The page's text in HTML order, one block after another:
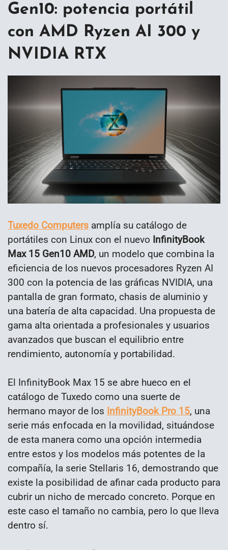
Gen10: potencia portátil
con AMD Ryzen AI 300 y
NVIDIA RTX
Tuxedo Computers amplía su catálogo de
portátiles con Linux con el nuevo InfinityBook
Max 15 Gen10 AMD, un modelo que combina la
eficiencia de los nuevos procesadores Ryzen AI
300 con la potencia de las gráficas NVIDIA, una
pantalla de gran formato, chasis de aluminio y
una batería de alta capacidad. Una propuesta de
gama alta orientada a profesionales y usuarios
avanzados que buscan el equilibrio entre
rendimiento, autonomía y portabilidad.
El InfinityBook Max 15 se abre hueco en el
catálogo de Tuxedo como una suerte de
hermano mayor de los InfinityBook Pro 15, una
serie más enfocada en la movilidad, situándose
de esta manera como una opción intermedia
entre estos y los modelos más potentes de la
compañía, la serie Stellaris 16, demostrando que
existe la posibilidad de afinar cada producto para
cubrir un nicho de mercado concreto. Porque en
este caso el tamaño no cambia, pero lo que lleva
dentro sí.